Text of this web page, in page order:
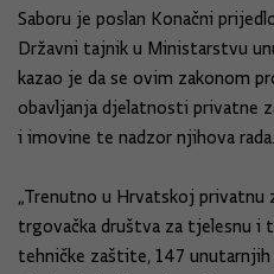
Saboru je poslan Konačni
Državni tajnik u Ministarstvu
kazao je da se ovim zakonom
obavljanja djelatnosti privatne
i imovine te nadzor njihova rada.
„Trenutno u Hrvatskoj privatnu
trgovačka društva za tjelesnu i
tehničke zaštite, 147 unutarnjih